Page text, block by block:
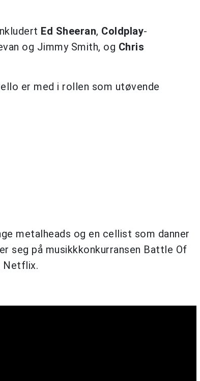
Ed Sheeran, Coldplay-
og Jimmy Smith, og Chris
er med i rollen som utøvende
metalheads og en cellist som danner
seg på musikkkonkurransen Battle Of
Netflix.